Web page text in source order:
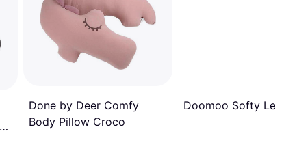
Done by Deer Comfy
Body Pillow Croco
Doomoo Softy